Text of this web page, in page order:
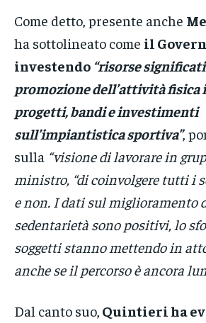
Come detto, presente anche
ha sottolineato come il
investendo “risorse
promozione dell’attività
progetti, bandi e investimenti
sull’impiantistica sportiva”,
sulla “visione di lavorare in
ministro, “di coinvolgere tutti i
e non. I dati sul miglioramento
sedentarietà sono positivi, lo
soggetti stanno mettendo in
anche se il percorso è ancora
Dal canto suo, Quintieri ha